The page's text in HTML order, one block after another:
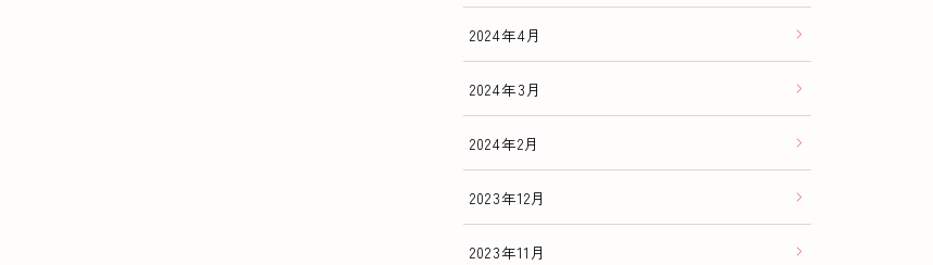
2024年4月
2024年3月
2024年2月
2023年12月
2023年11月